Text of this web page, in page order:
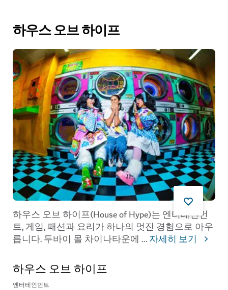
하우스 오브 하이프
하우스 오브 하이프(House of Hype)는 엔터테인먼
트, 게임, 패션과 요리가 하나의 멋진 경험으로 아우
릅니다. 두바이 몰 차이나타운에 ...자세히 보기
하우스 오브 하이프
엔터테인먼트